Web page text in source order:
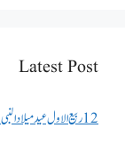
Latest Post
12 ربیع الاول عید میلاد النبی 2026: سیرت النبی، ولادتِ رسول صلی اللہ علیہ وسلم اور اہم معلومات